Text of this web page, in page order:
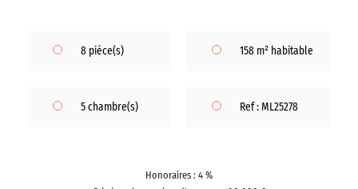
8 piéce(s)
5 chambre(s)
158 m² habitable
Ref : ML25278
Honoraires : 4 %